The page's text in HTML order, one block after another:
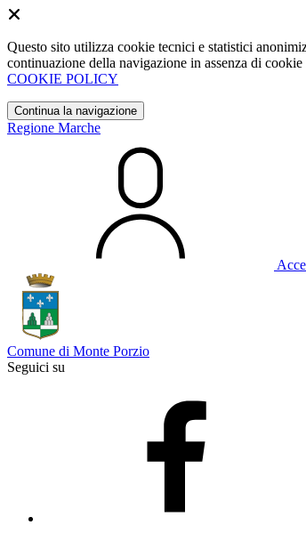
Questo sito utilizza cookie tecnici e statistici
continuazione della navigazione in assenza di
COOKIE POLICY
Continua la navigazione
Regione Marche
Comune di Monte Porzio
Seguici su